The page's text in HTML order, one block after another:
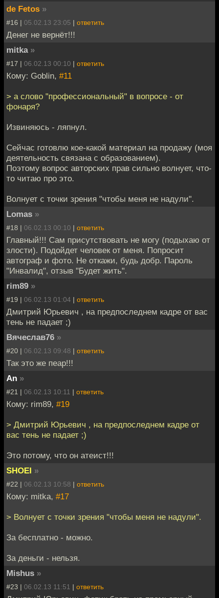
de Fetos »
#16 | 05.02.13 23:05 | ответить
Денег не вернёт!!!
mitka »
#17 | 06.02.13 00:10 | ответить
Кому: Goblin, #11
> а слово "профессиональный" в вопросе - от
фонаря?
Извиняюсь - ляпнул.
Сейчас готовлю кое-какой материал на продажу (моя
деятельность связана с образованием).
Поэтому вопрос авторских прав сильно волнует, что-
то читаю про это.
Волнует с точки зрения "чтобы меня не надули".
Lomas »
#18 | 06.02.13 00:10 | ответить
Главный!!! Сам присутствовать не могу (подыхаю от
злости). Подойдет человек от меня. Попросит
автограф и фото. Не откажи, будь добр. Пароль
"Инвалид", отзыв "Будет жить".
rim89 »
#19 | 06.02.13 01:04 | ответить
Дмитрий Юрьевич , на предпоследнем кадре от вас
тень не падает ;)
Вячеслав76 »
#20 | 06.02.13 09:48 | ответить
Так это же пеар!!!
An »
#21 | 06.02.13 10:11 | ответить
Кому: rim89, #19
> Дмитрий Юрьевич , на предпоследнем кадре от
вас тень не падает ;)
Это потому, что он атеист!!!
SHOEI »
#22 | 06.02.13 10:58 | ответить
Кому: mitka, #17
> Волнует с точки зрения "чтобы меня не надули".
За бесплатно - можно.
За деньги - нельзя.
Mishus »
#23 | 06.02.13 11:51 | ответить